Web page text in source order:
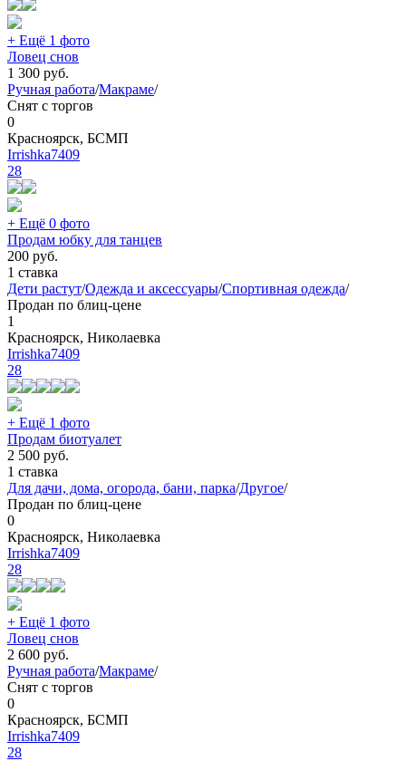
+ Ещё 1 фото
Ловец снов
1 300 руб.
Ручная работа/Макраме/
Снят с торгов
0
Красноярск, БСМП
Irrishka7409
28
+ Ещё 0 фото
Продам юбку для танцев
200 руб.
1 ставка
Дети растут/Одежда и аксессуары/Спортивная одежда/
Продан по блиц-цене
1
Красноярск, Николаевка
Irrishka7409
28
+ Ещё 1 фото
Продам биотуалет
2 500 руб.
1 ставка
Для дачи, дома, огорода, бани, парка/Другое/
Продан по блиц-цене
0
Красноярск, Николаевка
Irrishka7409
28
+ Ещё 1 фото
Ловец снов
2 600 руб.
Ручная работа/Макраме/
Снят с торгов
0
Красноярск, БСМП
Irrishka7409
28